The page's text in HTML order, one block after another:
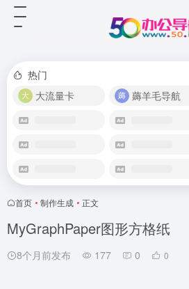
热门
大流量卡
薅羊毛导航
首页 • 制作生成 • 正文
MyGraphPaper图形方格纸
8个月前发布 177 0 0